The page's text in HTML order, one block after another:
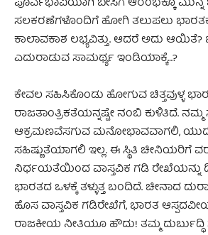
ಸಲಕರಣೆಗಳೊಂದಿಗೆ ಹೋಗಿ ತಲುಪಲು
ಕಾಲಾವಕಾಶ ಲಭ್ಯವಿತ್ತು. ಆದರೆ ಅದು ಆಯಿತೆ?
ಎದುರಾಡುವ ಸಾಮರ್ಥ್ಯ ಇಂಡಿಯಾಕ್ಕೆ…?
ಕೇವಲ ಸಹಿಸಿಕೊಂಡು ಹೋಗುವ ಚಿತ್ತವುಳ್ಳ
ರಾಜತಾಂತ್ರಿಕತೆಯನ್ನಷ್ಟೇ ನಂಬಿ ಕುಳಿತಿದೆ.
ಆಕ್ರಮಣವೆಸಗುವ ಮನೋಭಾವವಾಗಲಿ,
ಸಹಿಷ್ಣುತೆಯಾಗಲಿ ಇಲ್ಲ. ಈ ಸ್ಥಿತಿ ಚೀನಿಯರಿಗೆ
ನಿರ್ಧಯತೆಯಿಂದ ವಾಸ್ತವಿಕ ಗಡಿ ರೇಖೆಯನ್ನು
ಭಾರತದ ಒಳಕ್ಕೆ ತಳ್ಳುತ್ತ ಬಂದಿದೆ. ಚೀನಾದ
ಹೊಸ ವಾಸ್ತವಿಕ ಗಡಿರೇಖೆಗೆ, ಭಾರತ
ರಾಜಕೀಯ ನೀತಿಯೂ ಹೌದು! ತಮ್ಮ ದುರ್ಬುದ್ಧಿ